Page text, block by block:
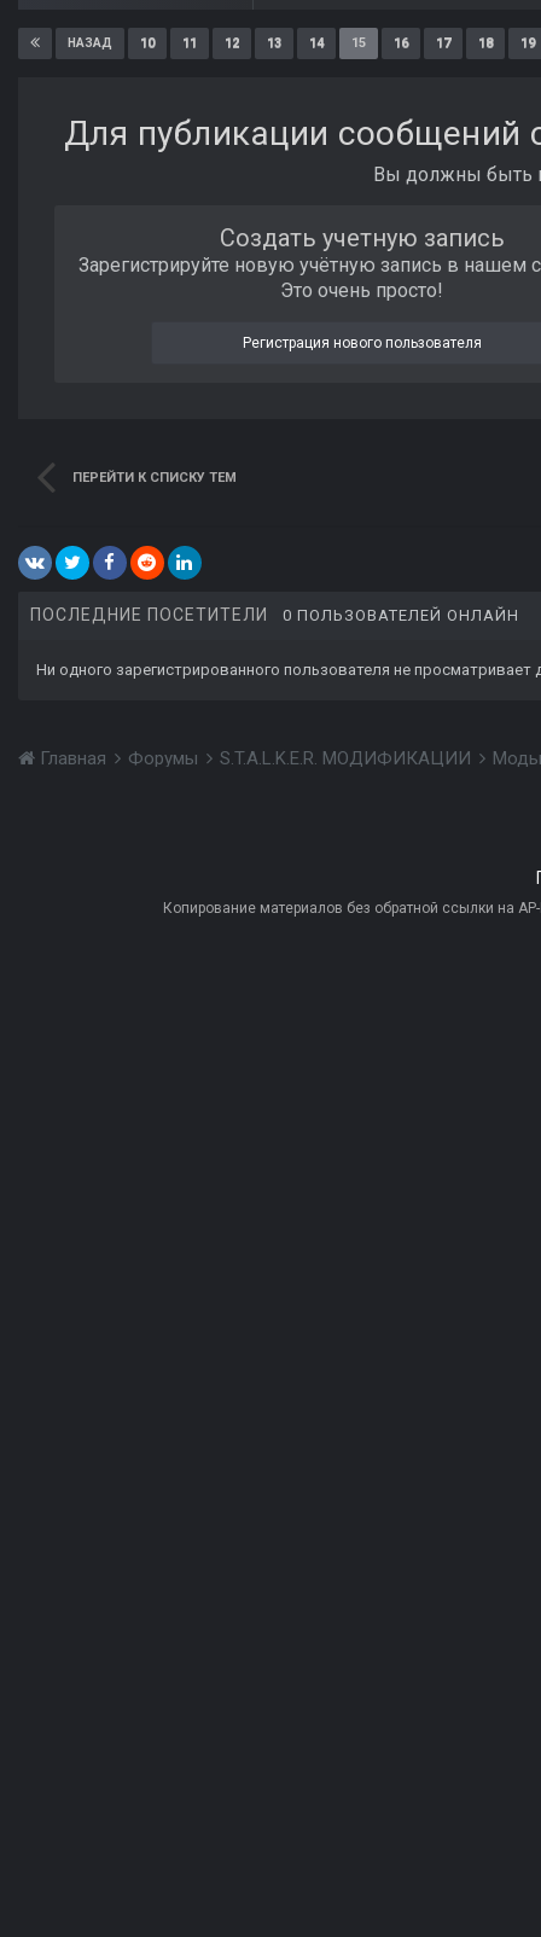
НАЗАД 10 11 12 13 14 15 16 17 18 19
Для публикации сообщений
Вы должны быть
Создать учетную запись
Зарегистрируйте новую учётную запись в нашем
Это очень просто!
Регистрация нового пользователя
ПЕРЕЙТИ К СПИСКУ ТЕМ
ПОСЛЕДНИЕ ПОСЕТИТЕЛИ 0 ПОЛЬЗОВАТЕЛЕЙ ОНЛАЙН
Ни одного зарегистрированного пользователя не просматривает
Главная Форумы S.T.A.L.K.E.R. МОДИФИКАЦИИ
Копирование материалов без обратной ссылки на